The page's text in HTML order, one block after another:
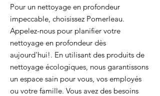
Pour un nettoyage en profondeur
impeccable, choisissez Pomerleau.
Appelez-nous pour planifier votre
nettoyage en profondeur dès
aujourd'hui!. En utilisant des produits de
nettoyage écologiques, nous garantissons
un espace sain pour vous, vos employés
ou votre famille. Vous avez des besoins